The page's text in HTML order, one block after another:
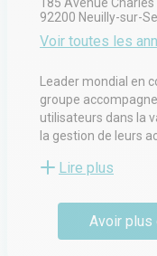
92200 Neuilly-sur-
Voir toutes les
Leader mondial en
groupe
utilisateurs dans la
la gestion de leurs
allant de la
stratégie
interviennent
optimiser la
Lire plus
Avoir plus